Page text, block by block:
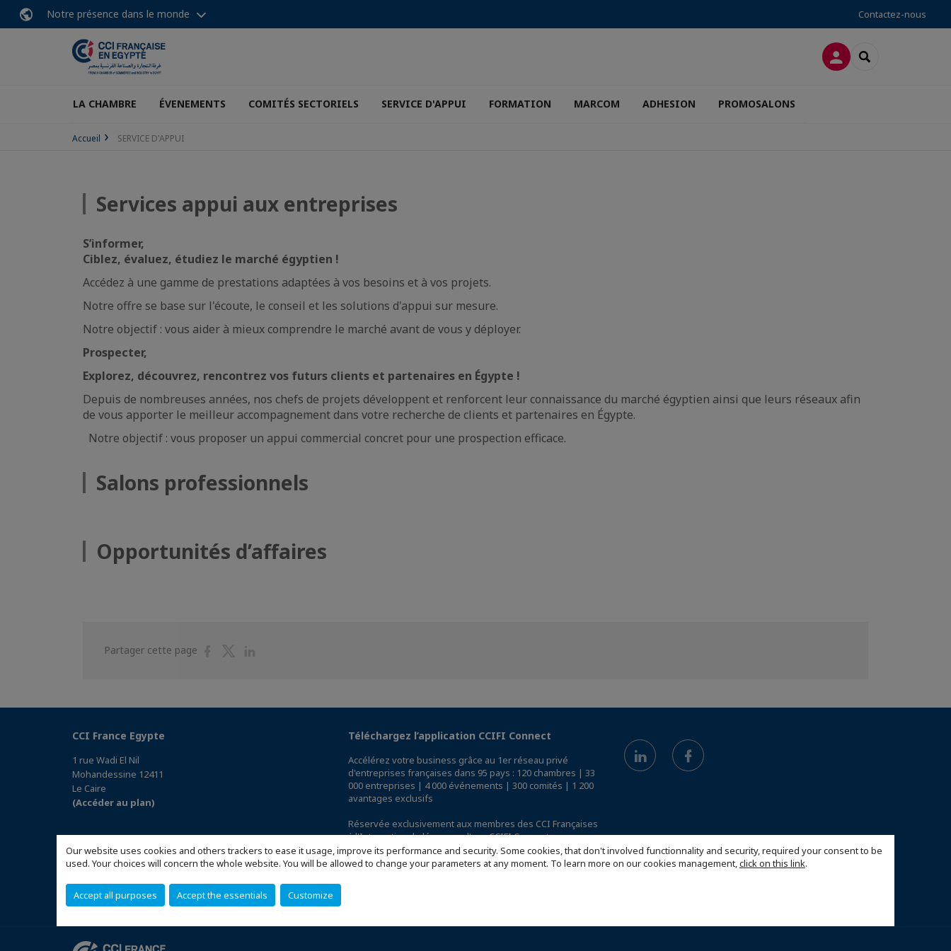
Our website uses cookies and others trackers to ease it usage, improve its performance and security. Some cookies, that don't involved functionnality and security, required your consent to be
used. Your choices will concern the whole website. You will be allowed to change your parameters at any moment. To learn more on our cookies management,click on this link.
Accept all purposes Accept the essentials Customize
Notre présence dans le monde Contactez-nous
CONNEXIONRECHERCHER
LA CHAMBRE ÉVENEMENTS COMITÉS SECTORIELS SERVICE D'APPUI FORMATION MARCOM ADHESION PROMOSALONS
Accueil SERVICE D'APPUI
Services appui aux entreprises
S’informer,
Ciblez, évaluez, étudiez le marché égyptien !
Accédez à une gamme de prestations adaptées à vos besoins et à vos projets.
Notre offre se base sur l'écoute, le conseil et les solutions d'appui sur mesure.
Notre objectif : vous aider à mieux comprendre le marché avant de vous y déployer.
Prospecter,
Explorez, découvrez, rencontrez vos futurs clients et partenaires en Égypte !
Depuis de nombreuses années, nos chefs de projets développent et renforcent leur connaissance du marché égyptien ainsi que leurs réseaux afin
de vous apporter le meilleur accompagnement dans votre recherche de clients et partenaires en Égypte.
Notre objectif : vous proposer un appui commercial concret pour une prospection efficace.
Salons professionnels
Opportunités d’affaires
Partager cette page
PartagerPartager
CCI France Egypte
1 rue Wadi El Nil
Mohandessine 12411
Le Caire
(Accéder au plan)
Téléchargez l’application CCIFI Connect
Accélérez votre business grâce au 1er réseau privé
d'entreprises françaises dans 95 pays : 120 chambres | 33
000 entreprises | 4 000 événements | 300 comités | 1 200
avantages exclusifs
Réservée exclusivement aux membres des CCI Françaises
à l'International,découvrez l'app CCIFI Connect.